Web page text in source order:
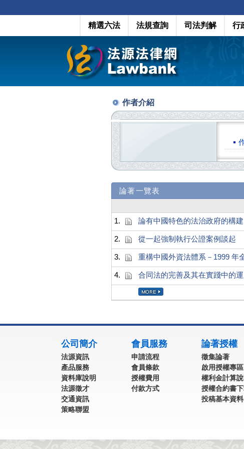
精選六法 法規查詢 司法判解 行
作者介紹
論著一覽表
1.
論有中國特色的法治政府的構建
2. 從一起強制執行公證案例談起
3. 重構中國外資法體系－1999 年
4. 合同法的完善及其在實踐中的
公司簡介
法源資訊
產品服務
資料庫說明
法源徵才
交通資訊
策略聯盟
會員服務
申請流程
會員條款
授權費用
付款方式
論著授權
徵集論著
啟用授權專區
權利金計算說
授權合約書
投稿基本資